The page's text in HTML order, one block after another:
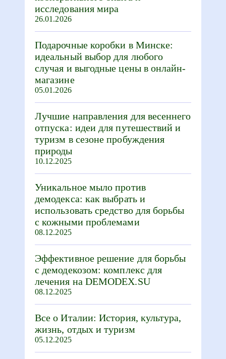
исследования мира
26.01.2026
Подарочные коробки в Минске:
идеальный выбор для любого
случая и выгодные цены в онлайн-
магазине
05.01.2026
Лучшие направления для весеннего
отпуска: идеи для путешествий и
туризм в сезоне пробуждения
природы
10.12.2025
Уникальное мыло против
демодекса: как выбрать и
использовать средство для борьбы
с кожными проблемами
08.12.2025
Эффективное решение для борьбы
с демодекозом: комплекс для
лечения на DEMODEX.SU
08.12.2025
Все о Италии: История, культура,
жизнь, отдых и туризм
05.12.2025